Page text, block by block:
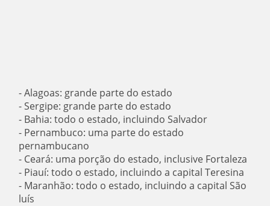
- Alagoas: grande parte do estado
- Sergipe: grande parte do estado
- Bahia: todo o estado, incluindo Salvador
- Pernambuco: uma parte do estado
pernambucano
- Ceará: uma porção do estado, inclusive Fortaleza
- Piauí: todo o estado, incluindo a capital Teresina
- Maranhão: todo o estado, incluindo a capital São
luís